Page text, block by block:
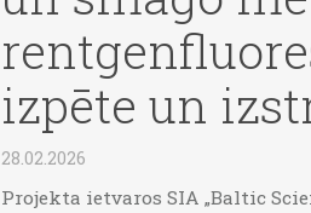
izpēte un
28.02.2026
Projekta ietvaros SIA „Baltic